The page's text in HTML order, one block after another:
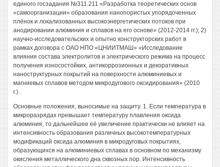
единого госзадания №311.211 «Разработка теоретических основ
«самоорганизации» образования нанопористых упорядоченных
плёнок и локализованных высокоэнергетических потоков при
анодировании алюминия и сплавов на его основе» (2012-2014 гг.); 2)
научно-исследовательских и опытно конструкторских работ в
рамках договора с ОАО НПО «ЦНИИТМАШ» «Исследование
влияния состава электролитов и электрического режима на процесс
получения износостойких, антикоррозионных и декоративных
наноструктурных покрытий на поверхности алюминиевых и
магниевых сплавов методом микродугового оксидирования» (2010
г.).
Основные положения, выносимые на защиту. 1. Если температура в
микроразрядах превышает температуру плавления оксида
алюминия, то дальнейшее её увеличение практически не влияет на
интенсивность образования различных высокотемпературных
модификаций оксида алюминия в микродуговых покрытиях,
образующихся на алюминиевых сплавах в основном по механизму
окисления металлического дна сквозных пор. Интенсивность